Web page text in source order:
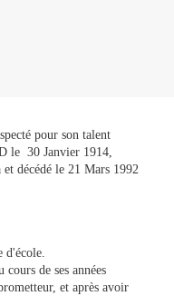
pour son talent
le 30 Janvier 1914,
décédé le 21 Mars 1992
d'école.
cours de ses années
et après avoir